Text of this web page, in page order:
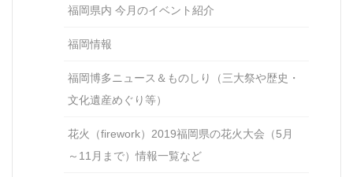
福岡県内 今月のイベント紹介
福岡情報
福岡博多ニュース＆ものしり（三大祭や歴史・
文化遺産めぐり等）
花火（firework）2019福岡県の花火大会（5月
～11月まで）情報一覧など